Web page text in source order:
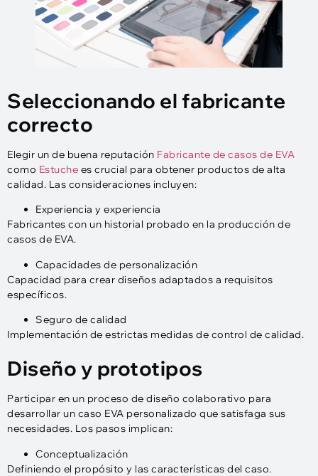
Seleccionando el fabricante
correcto
Elegir un de buena reputación Fabricante de casos de EVA
como Estuche es crucial para obtener productos de alta
calidad. Las consideraciones incluyen:
Experiencia y experiencia
Fabricantes con un historial probado en la producción de
casos de EVA.
Capacidades de personalización
Capacidad para crear diseños adaptados a requisitos
específicos.
Seguro de calidad
Implementación de estrictas medidas de control de calidad.
Diseño y prototipos
Participar en un proceso de diseño colaborativo para
desarrollar un caso EVA personalizado que satisfaga sus
necesidades. Los pasos implican:
Conceptualización
Definiendo el propósito y las características del caso.